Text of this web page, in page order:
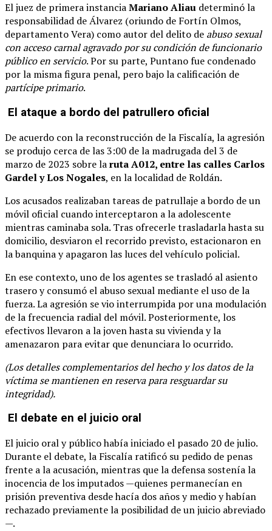
El juez de primera instanciaMariano Aliau determinó la
responsabilidad de Álvarez (oriundo de Fortín Olmos,
departamento Vera) como autor del delito de abuso sexual
con acceso carnal agravado por su condición de funcionario
público en servicio. Por su parte, Puntano fue condenado
por la misma figura penal, pero bajo la calificación de
partícipe primario.
El ataque a bordo del patrullero oficial
De acuerdo con la reconstrucción de la Fiscalía, la agresión
se produjo cerca de las 3:00 de la madrugada del 3 de
marzo de 2023 sobre laruta A012, entre las calles Carlos
Gardel y Los Nogales, en la localidad de Roldán.
Los acusados realizaban tareas de patrullaje a bordo de un
móvil oficial cuando interceptaron a la adolescente
mientras caminaba sola. Tras ofrecerle trasladarla hasta su
domicilio, desviaron el recorrido previsto, estacionaron en
la banquina y apagaron las luces del vehículo policial.
En ese contexto, uno de los agentes se trasladó al asiento
trasero y consumó el abuso sexual mediante el uso de la
fuerza. La agresión se vio interrumpida por una modulación
de la frecuencia radial del móvil. Posteriormente, los
efectivos llevaron a la joven hasta su vivienda y la
amenazaron para evitar que denunciara lo ocurrido.
(Los detalles complementarios del hecho y los datos de la
víctima se mantienen en reserva para resguardar su
integridad).
El debate en el juicio oral
El juicio oral y público había iniciado el pasado 20 de julio.
Durante el debate, la Fiscalía ratificó su pedido de penas
frente a la acusación, mientras que la defensa sostenía la
inocencia de los imputados —quienes permanecían en
prisión preventiva desde hacía dos años y medio y habían
rechazado previamente la posibilidad de un juicio abreviado
—.